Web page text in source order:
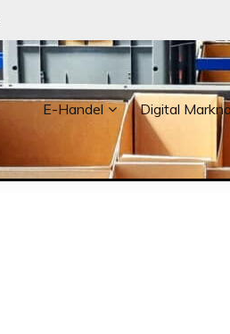
E-Handel Digital